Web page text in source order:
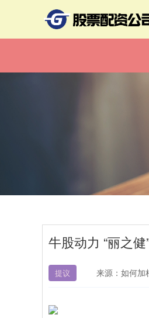
牛股动力 “丽之
提议 来源：如何加